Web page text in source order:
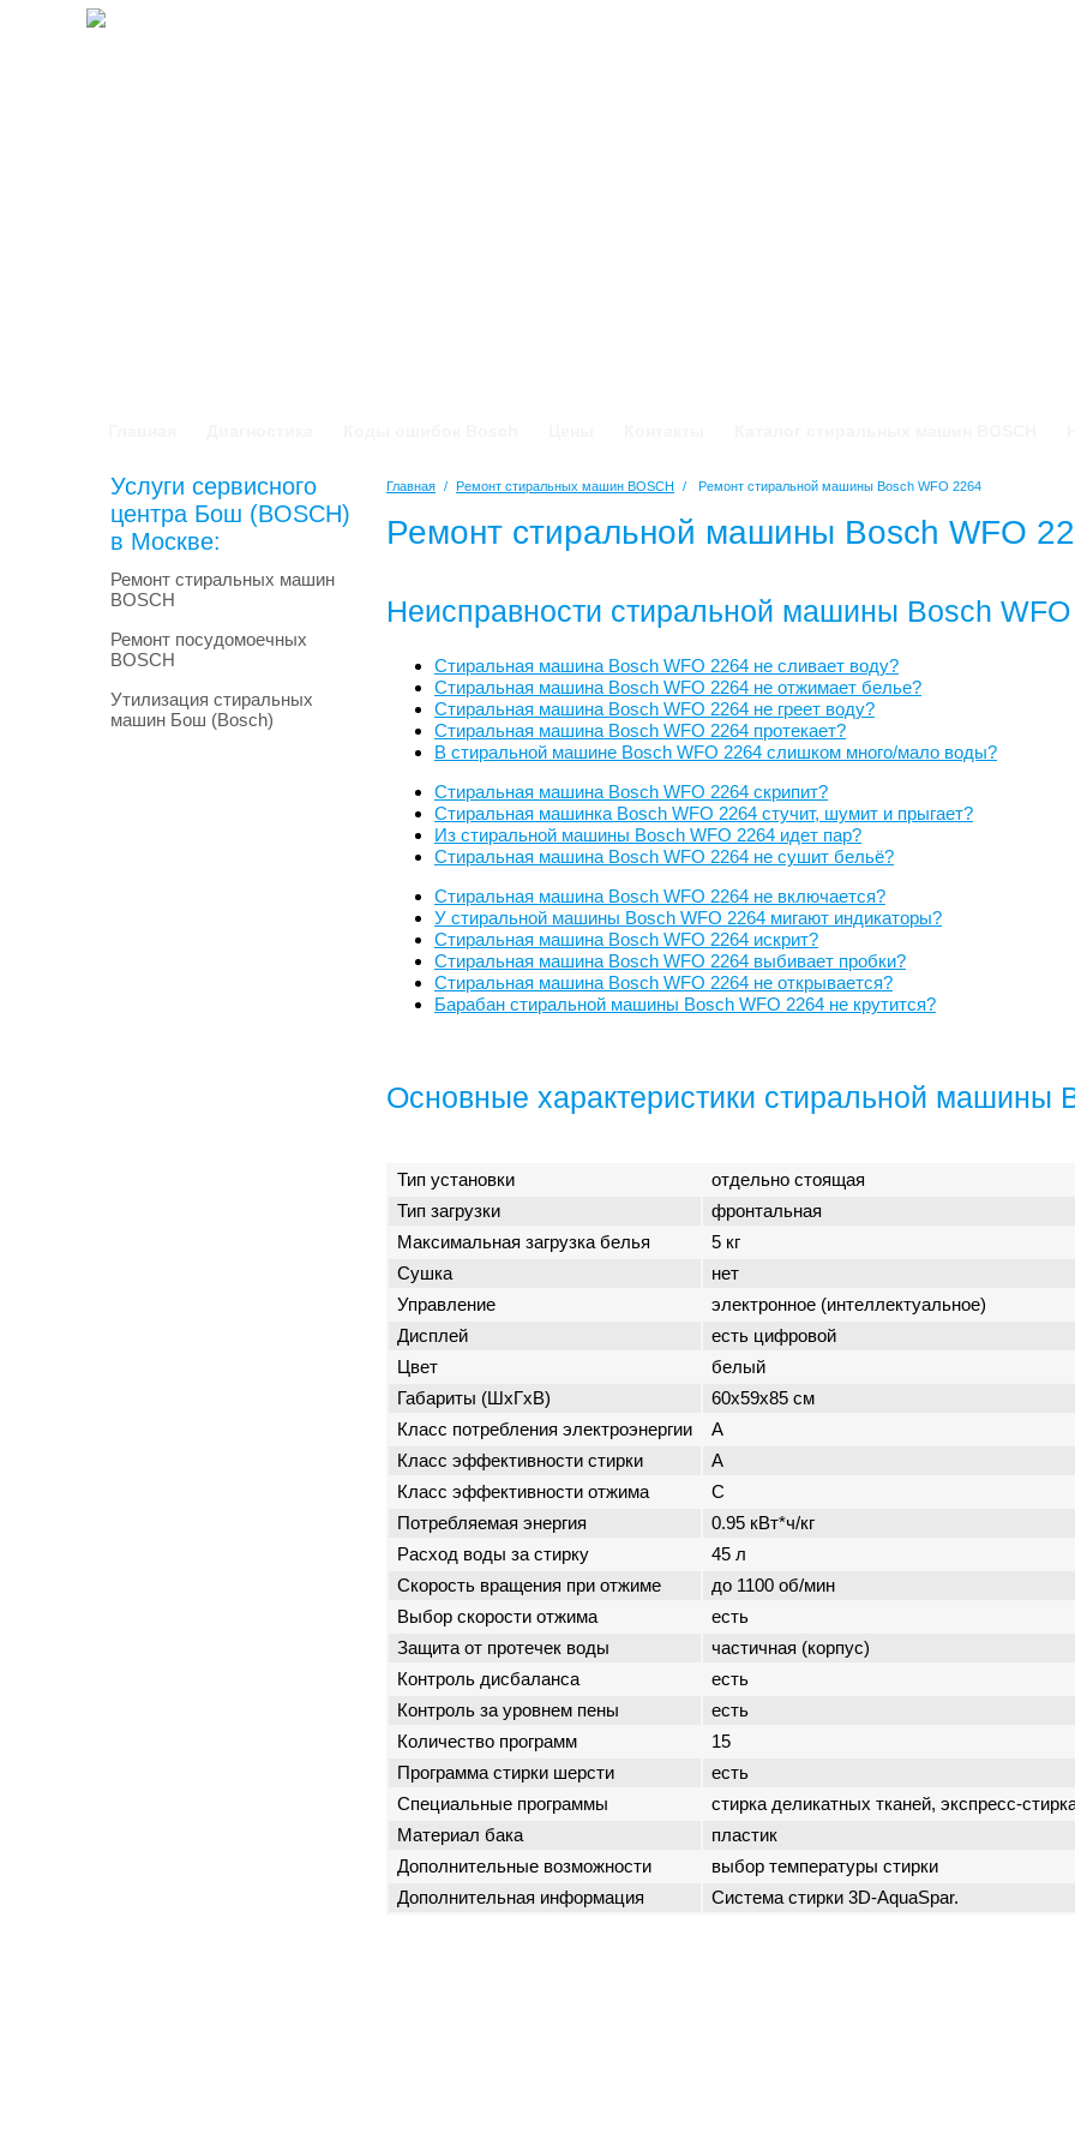
Главная / Ремонт стиральных машин BOSCH / Ремонт стиральной машины Bosch WFO 2264
Ремонт стиральной машины Bosch WFO
Неисправности стиральной машины Bosch
Стиральная машина Bosch WFO 2264 не сливает воду?
Стиральная машина Bosch WFO 2264 не отжимает белье?
Стиральная машина Bosch WFO 2264 не греет воду?
Стиральная машина Bosch WFO 2264 протекает?
В стиральной машине Bosch WFO 2264 слишком много/мало воды?
Стиральная машина Bosch WFO 2264 скрипит?
Стиральная машинка Bosch WFO 2264 стучит, шумит и прыгает?
Из стиральной машины Bosch WFO 2264 идет пар?
Стиральная машина Bosch WFO 2264 не сушит бельё?
Стиральная машина Bosch WFO 2264 не включается?
У стиральной машины Bosch WFO 2264 мигают индикаторы?
Стиральная машина Bosch WFO 2264 искрит?
Стиральная машина Bosch WFO 2264 выбивает пробки?
Стиральная машина Bosch WFO 2264 не открывается?
Барабан стиральной машины Bosch WFO 2264 не крутится?
Основные характеристики стиральной машины
Тип установки
отдельно стоящая
Тип загрузки
фронтальная
Максимальная загрузка белья
5 кг
Сушка
нет
Управление
электронное (интеллектуальное)
Дисплей
есть цифровой
Цвет
белый
Габариты (ШxГxВ)
60x59x85 см
Класс потребления электроэнергии
A
Класс эффективности стирки
A
Класс эффективности отжима
C
Потребляемая энергия
0.95 кВт*ч/кг
Расход воды за стирку
45 л
Скорость вращения при отжиме
до 1100 об/мин
Выбор скорости отжима
есть
Защита от протечек воды
частичная (корпус)
Контроль дисбаланса
есть
Контроль за уровнем пены
есть
Количество программ
15
Программа стирки шерсти
есть
Специальные программы
стирка деликатных тканей, экспресс-
Материал бака
пластик
Дополнительные возможности
выбор температуры стирки
Дополнительная информация
Система стирки 3D-AquaSpar.
Услуги сервисного
центра Бош (BOSCH)
в Москве:
Ремонт стиральных машин
BOSCH
Ремонт посудомоечных
BOSCH
Утилизация стиральных
машин Бош (Bosch)